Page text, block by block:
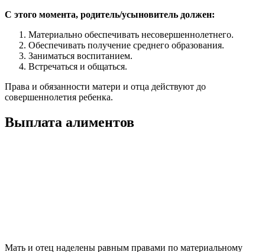
С этого момента, родитель/усыновитель должен:
Материально обеспечивать несовершеннолетнего.
Обеспечивать получение среднего образования.
Заниматься воспитанием.
Встречаться и общаться.
Права и обязанности матери и отца действуют до
совершеннолетия ребенка.
Выплата алиментов
Мать и отец наделены равным правами по материальному